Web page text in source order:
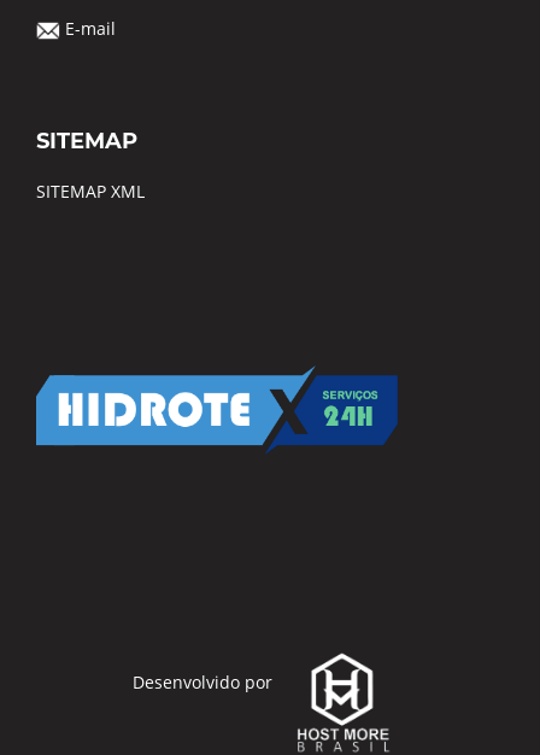
E-mail
SITEMAP
SITEMAP XML
Desenvolvido por